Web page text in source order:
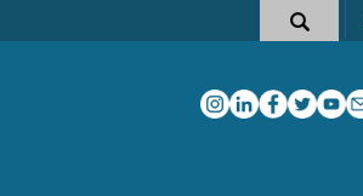
form